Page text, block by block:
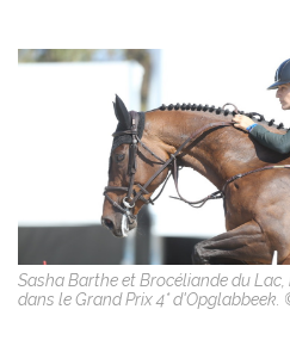
Sasha Barthe et Brocéliande du
dans le Grand Prix 4*